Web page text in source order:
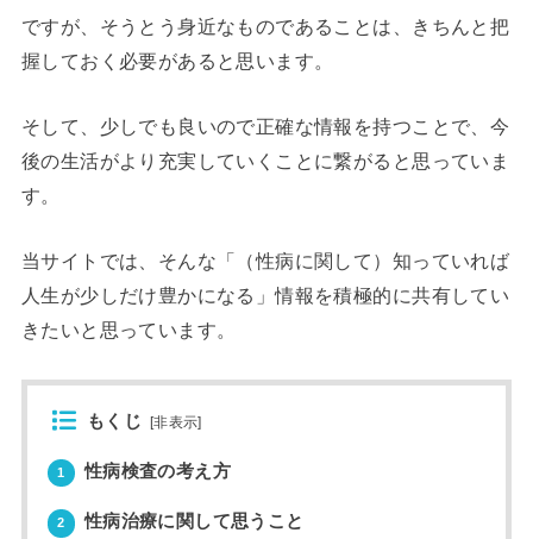
ですが、そうとう身近なものであることは、きちんと把
握しておく必要があると思います。
そして、少しでも良いので正確な情報を持つことで、今
後の生活がより充実していくことに繋がると思っていま
す。
当サイトでは、そんな「（性病に関して）知っていれば
人生が少しだけ豊かになる」情報を積極的に共有してい
きたいと思っています。
もくじ [非表示]
1 性病検査の考え方
2 性病治療に関して思うこと